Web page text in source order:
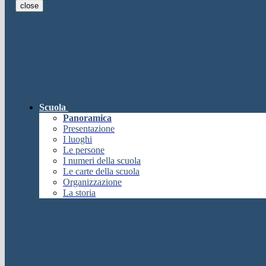
Chiudi
Informazione
Attendere...
Attendere il completamento dell'operazione...
close
Scuola
Panoramica
Presentazione
I luoghi
Le persone
I numeri della scuola
Le carte della scuola
Organizzazione
La storia